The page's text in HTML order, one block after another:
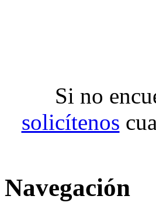
Si no
solicítenos
Navegación